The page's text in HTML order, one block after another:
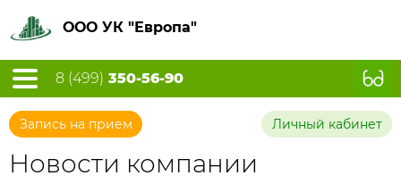
ООО УК "Европа"
8 (499) 350-56-90
Запись на прием Личный кабинет
Новости компании